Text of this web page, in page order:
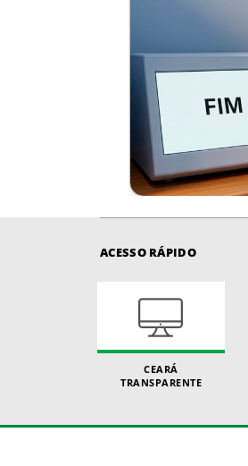
ACESSO RÁPIDO
CEARÁ
TRANSPARENTE